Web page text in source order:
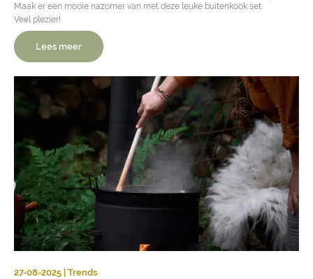
Maak er een mooie nazomer van met deze leuke buitenkook set.
Veel plezier!
Lees meer
27-08-2025 | Trends